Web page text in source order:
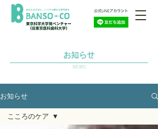
お知らせ
NEWS
お知らせ
こころのケア